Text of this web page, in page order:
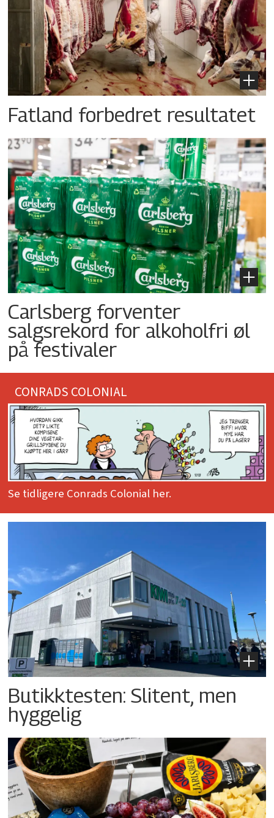
Fatland forbedret resultatet
Carlsberg forventer
salgsrekord for alkoholfri øl
på festivaler
CONRADS COLONIAL
Se tidligere Conrads Colonial her.
Butikktesten: Slitent, men
hyggelig